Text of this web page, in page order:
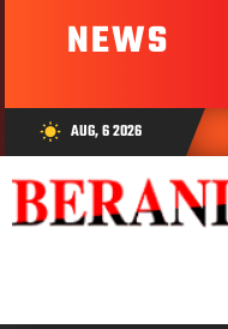
NEWS
wb_sunny AUG, 6 2026